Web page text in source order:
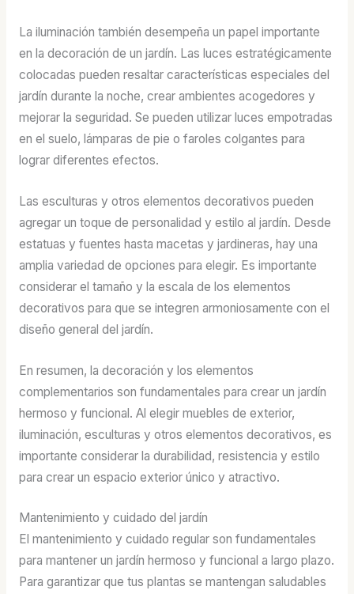
La iluminación también desempeña un papel importante
en la decoración de un jardín. Las luces estratégicamente
colocadas pueden resaltar características especiales del
jardín durante la noche, crear ambientes acogedores y
mejorar la seguridad. Se pueden utilizar luces empotradas
en el suelo, lámparas de pie o faroles colgantes para
lograr diferentes efectos.
Las esculturas y otros elementos decorativos pueden
agregar un toque de personalidad y estilo al jardín. Desde
estatuas y fuentes hasta macetas y jardineras, hay una
amplia variedad de opciones para elegir. Es importante
considerar el tamaño y la escala de los elementos
decorativos para que se integren armoniosamente con el
diseño general del jardín.
En resumen, la decoración y los elementos
complementarios son fundamentales para crear un jardín
hermoso y funcional. Al elegir muebles de exterior,
iluminación, esculturas y otros elementos decorativos, es
importante considerar la durabilidad, resistencia y estilo
para crear un espacio exterior único y atractivo.
Mantenimiento y cuidado del jardín
El mantenimiento y cuidado regular son fundamentales
para mantener un jardín hermoso y funcional a largo plazo.
Para garantizar que tus plantas se mantengan saludables